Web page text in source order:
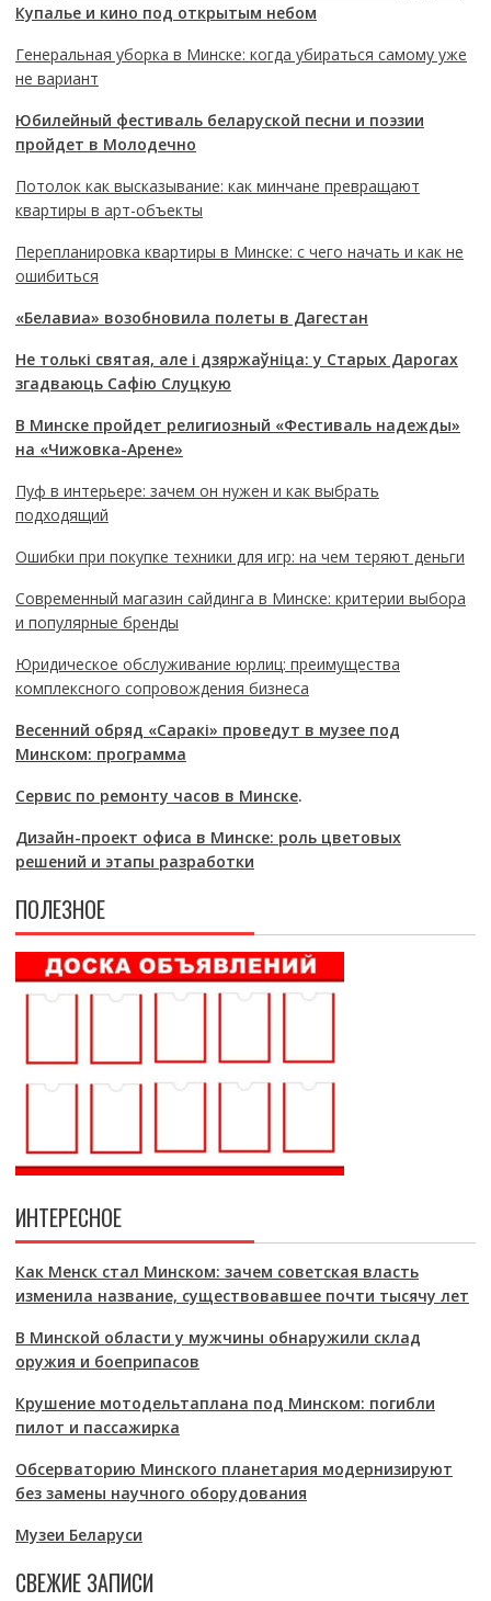
Купалье и кино под открытым небом
Генеральная уборка в Минске: когда убираться самому уже
не вариант
Юбилейный фестиваль беларуской песни и поэзии
пройдет в Молодечно
Потолок как высказывание: как минчане превращают
квартиры в арт-объекты
Перепланировка квартиры в Минске: с чего начать и как не
ошибиться
«Белавиа» возобновила полеты в Дагестан
Не толькі святая, але і дзяржаўніца: у Старых Дарогах
згадваюць Сафію Слуцкую
В Минске пройдет религиозный «Фестиваль надежды»
на «Чижовка-Арене»
Пуф в интерьере: зачем он нужен и как выбрать
подходящий
Ошибки при покупке техники для игр: на чем теряют деньги
Современный магазин сайдинга в Минске: критерии выбора
и популярные бренды
Юридическое обслуживание юрлиц: преимущества
комплексного сопровождения бизнеса
Весенний обряд «Саракі» проведут в музее под
Минском: программа
Сервис по ремонту часов в Минске.
Дизайн-проект офиса в Минске: роль цветовых
решений и этапы разработки
ПОЛЕЗНОЕ
ИНТЕРЕСНОЕ
Как Менск стал Минском: зачем советская власть
изменила название, существовавшее почти тысячу лет
В Минской области у мужчины обнаружили склад
оружия и боеприпасов
Крушение мотодельтаплана под Минском: погибли
пилот и пассажирка
Обсерваторию Минского планетария модернизируют
без замены научного оборудования
Музеи Беларуси
СВЕЖИЕ ЗАПИСИ